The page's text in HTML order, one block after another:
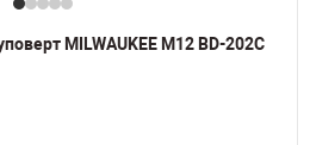
MILWAUKEE M12 BD-202C